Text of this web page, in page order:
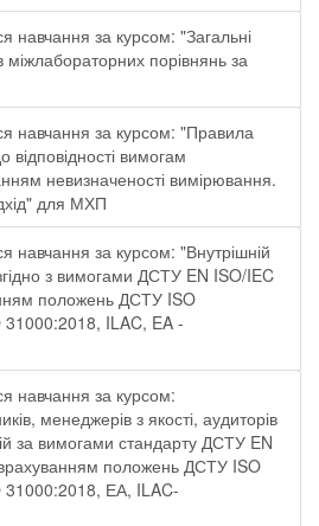
навчання за курсом: "Загальні
порівнянь за
навчання за курсом: "Правила
вимогам
невизначеності вимірювання.
для МХП
навчання за курсом: "Внутрішній
з вимогами ДСТУ EN ISO/IEC
положень ДСТУ ISO
ILAC, EA -
навчання за курсом:
менеджерів з якості, аудиторів
за вимогами стандарту ДСТУ EN
положень ДСТУ ISO
ЕА, ILAC-